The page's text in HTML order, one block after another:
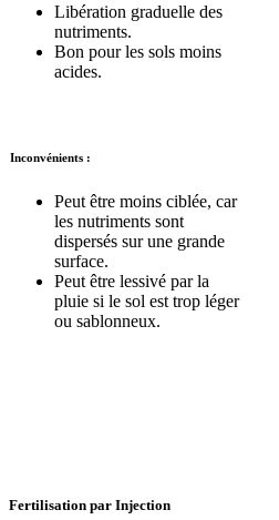
Libération graduelle des
nutriments.
Bon pour les sols moins
acides.
Inconvénients :
Peut être moins ciblée, car
les nutriments sont
dispersés sur une grande
surface.
Peut être lessivé par la
pluie si le sol est trop léger
ou sablonneux.
Fertilisation par Injection